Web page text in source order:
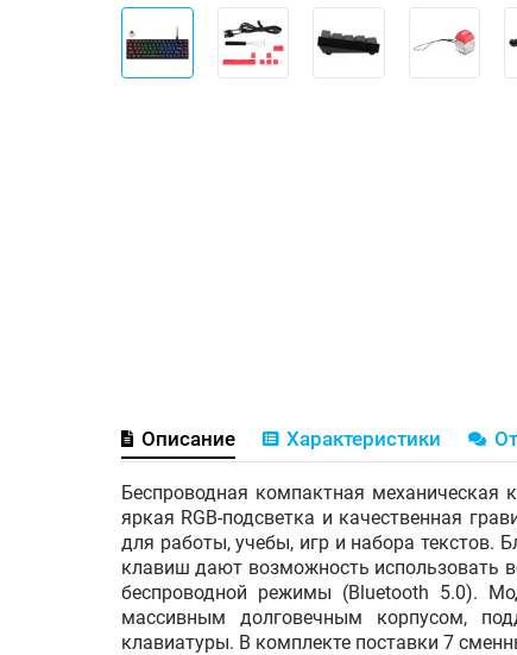
Описание Характеристики
Беспроводная компактная механическая
яркая RGB-подсветка и качественная
для работы, учебы, игр и набора текстов.
клавиш дают возможность использовать
беспроводной режимы (Bluetooth 5.0).
массивным долговечным корпусом,
клавиатуры. В комплекте поставки 7